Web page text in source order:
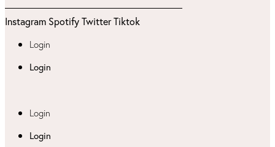
Instagram SpotifyTwitterTiktok
Login
Login
Login
Login